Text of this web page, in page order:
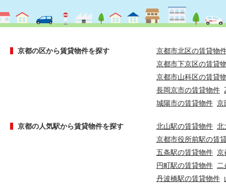
京都の区から賃貸物件を探す
京都市北区の賃貸物
京都市下京区の賃貸
京都市山科区の賃貸
長岡京市の賃貸物件
城陽市の賃貸物件 京
京都の人気駅から賃貸物件を探す 北山駅の賃貸物件 北
京都市役所前駅の賃
五条駅の賃貸物件 京
円町駅の賃貸物件
丹波橋駅の賃貸物件